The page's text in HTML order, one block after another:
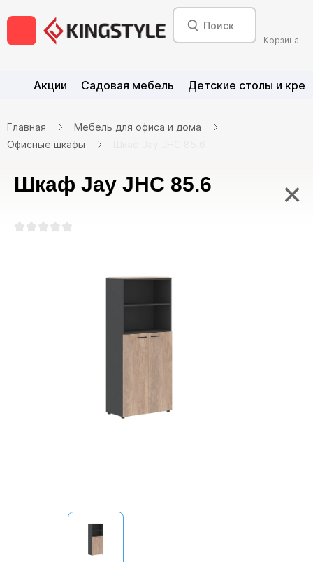
Корзина
Акции Садовая мебель Детские столы и
Главная
Мебель для офиса и дома
Офисные шкафы
Шкаф Jay JHC 85.6 ×